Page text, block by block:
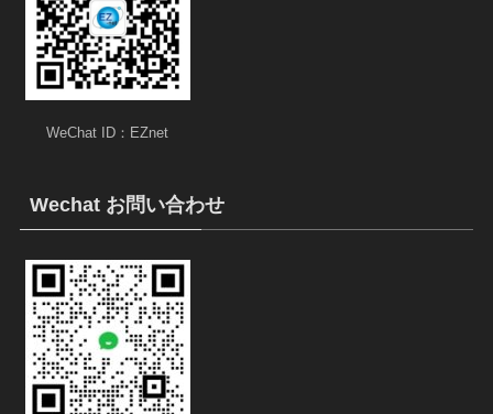
WeChat ID：EZnet
Wechat お問い合わせ